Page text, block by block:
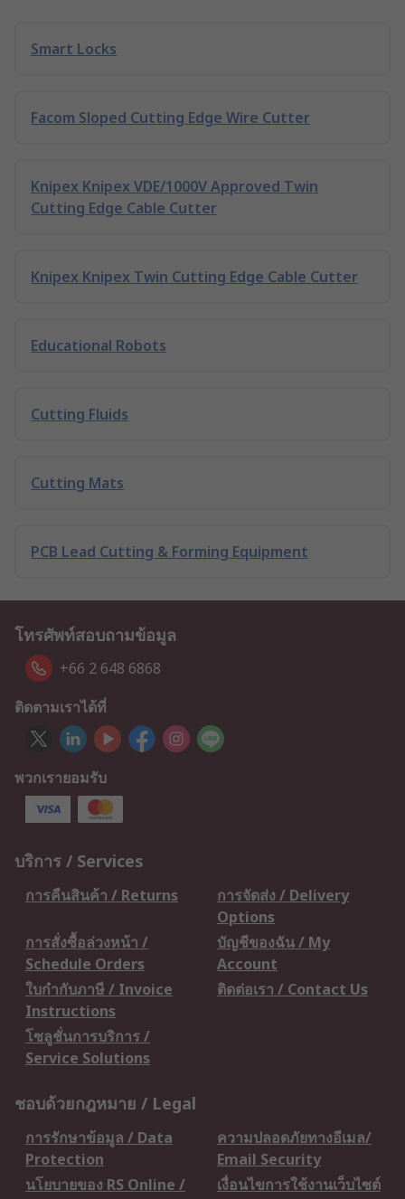
Smart Locks
Facom Sloped Cutting Edge Wire Cutter
Knipex Knipex VDE/1000V Approved Twin
Cutting Edge Cable Cutter
Knipex Knipex Twin Cutting Edge Cable Cutter
Educational Robots
Cutting Fluids
Cutting Mats
PCB Lead Cutting & Forming Equipment
โทรศัพท์สอบถามข้อมูล
+66 2 648 6868
ติดตามเราได้ที่
พวกเรายอมรับ
บริการ / Services
การคืนสินค้า / Returns
การจัดส่ง / Delivery
Options
การสั่งซื้อล่วงหน้า /
Schedule Orders
บัญชีของฉัน / My
Account
ใบกำกับภาษี / Invoice
Instructions
ติดต่อเรา / Contact Us
โซลูชั่นการบริการ /
Service Solutions
ชอบด้วยกฎหมาย / Legal
การรักษาข้อมูล / Data
Protection
ความปลอดภัยทางอีเมล/
Email Security
นโยบายของ RS Online /
เงื่อนไขการใช้งานเว็บไซต์